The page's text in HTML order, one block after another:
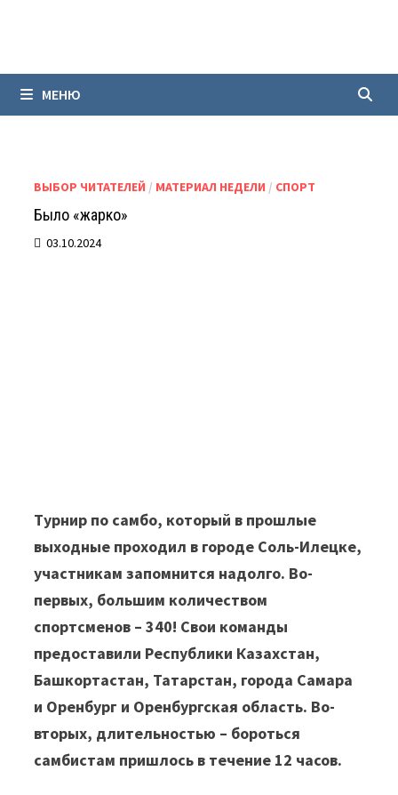
МЕНЮ
ВЫБОР ЧИТАТЕЛЕЙ / МАТЕРИАЛ НЕДЕЛИ / СПОРТ
Было «жарко»
03.10.2024
Турнир по самбо, который в прошлые
выходные проходил в городе Соль-Илецке,
участникам запомнится надолго. Во-
первых, большим количеством
спортсменов – 340! Свои команды
предоставили Республики Казахстан,
Башкортастан, Татарстан, города Самара
и Оренбург и Оренбургская область. Во-
вторых, длительностью – бороться
самбистам пришлось в течение 12 часов.